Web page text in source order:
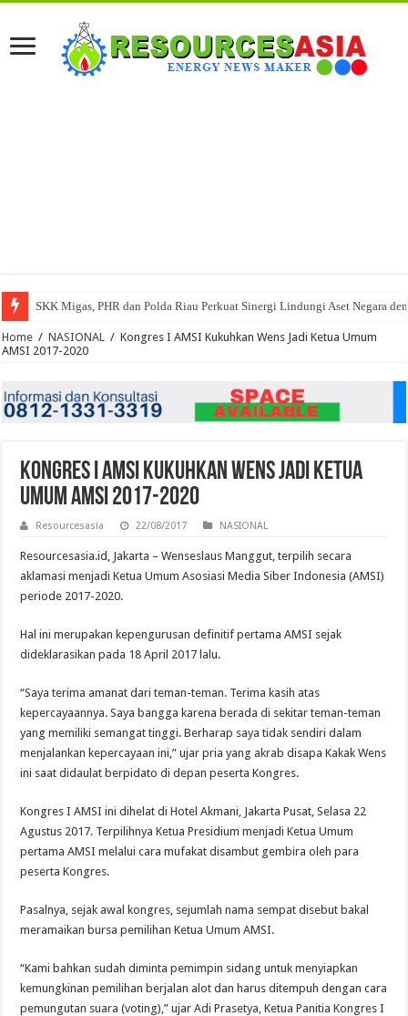
SKK Migas, PHR dan Polda Riau Perkuat Sinergi Lindungi Aset Negara
Home / NASIONAL / Kongres I AMSI Kukuhkan Wens Jadi Ketua Umum
AMSI 2017-2020
Kongres I AMSI Kukuhkan Wens Jadi Ketua
Umum AMSI 2017-2020
Resourcesasia 22/08/2017 NASIONAL
Resourcesasia.id, Jakarta – Wenseslaus Manggut, terpilih secara
aklamasi menjadi Ketua Umum Asosiasi Media Siber Indonesia (AMSI)
periode 2017-2020.
Hal ini merupakan kepengurusan definitif pertama AMSI sejak
dideklarasikan pada 18 April 2017 lalu.
“Saya terima amanat dari teman-teman. Terima kasih atas
kepercayaannya. Saya bangga karena berada di sekitar teman-teman
yang memiliki semangat tinggi. Berharap saya tidak sendiri dalam
menjalankan kepercayaan ini,” ujar pria yang akrab disapa Kakak Wens
ini saat didaulat berpidato di depan peserta Kongres.
Kongres I AMSI ini dihelat di Hotel Akmani, Jakarta Pusat, Selasa 22
Agustus 2017. Terpilihnya Ketua Presidium menjadi Ketua Umum
pertama AMSI melalui cara mufakat disambut gembira oleh para
peserta Kongres.
Pasalnya, sejak awal kongres, sejumlah nama sempat disebut bakal
meramaikan bursa pemilihan Ketua Umum AMSI.
“Kami bahkan sudah diminta pemimpin sidang untuk menyiapkan
kemungkinan pemilihan berjalan alot dan harus ditempuh dengan cara
pemungutan suara (voting),” ujar Adi Prasetya, Ketua Panitia Kongres I